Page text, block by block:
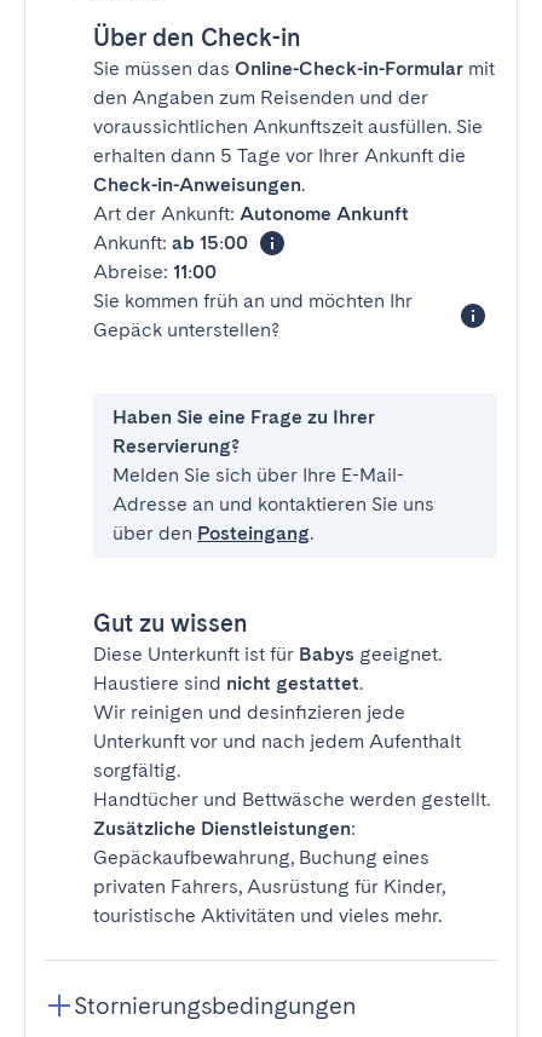
Über den Check-in
Sie müssen das Online-Check-in-Formular mit
den Angaben zum Reisenden und der
voraussichtlichen Ankunftszeit ausfüllen. Sie
erhalten dann 5 Tage vor Ihrer Ankunft die
Check-in-Anweisungen.
Art der Ankunft: Autonome Ankunft
Ankunft: ab 15:00
Abreise: 11:00
Sie kommen früh an und möchten Ihr
Gepäck unterstellen?
Haben Sie eine Frage zu Ihrer
Reservierung?
Melden Sie sich über Ihre E-Mail-
Adresse an und kontaktieren Sie uns
über den Posteingang.
Gut zu wissen
Diese Unterkunft ist für Babys geeignet.
Haustiere sind nicht gestattet.
Wir reinigen und desinfizieren jede
Unterkunft vor und nach jedem Aufenthalt
sorgfältig.
Handtücher und Bettwäsche werden gestellt.
Zusätzliche Dienstleistungen:
Gepäckaufbewahrung, Buchung eines
privaten Fahrers, Ausrüstung für Kinder,
touristische Aktivitäten und vieles mehr.
Stornierungsbedingungen